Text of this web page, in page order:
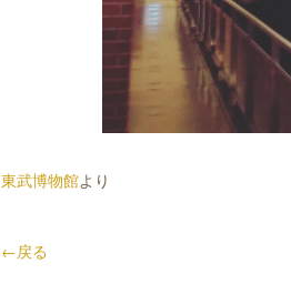
東武博物館より
←戻る